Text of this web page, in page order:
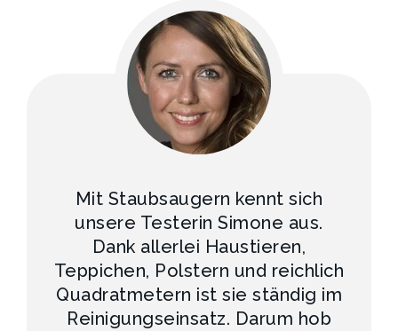
Mit Staubsaugern kennt sich
unsere Testerin Simone aus.
Dank allerlei Haustieren,
Teppichen, Polstern und reichlich
Quadratmetern ist sie ständig im
Reinigungseinsatz. Darum hob